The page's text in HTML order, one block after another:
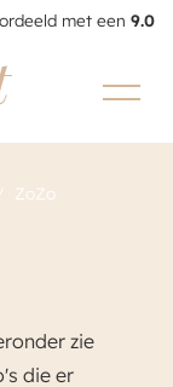
met een 9.0
ZoZo
zie
die er